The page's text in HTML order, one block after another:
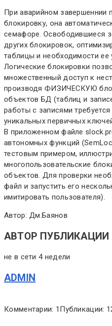
При аварийном завершеннии
блокировку, она
семафоре. Освободившиеся
других блокировок,
таблицы и необходимости ее
Логические блокировки
множественный доступ к
производя ФИЗИЧЕСКУЮ
объектов БД (таблиц и
работы с записями
уникальных первичных
В приложенном файле
автономных функций
тестовым примером,
многопользовательские
объектов. Для проверки
файл и запустить его
имитировать пользователя).
Автор: Дм.Баянов
АВТОР ПУБЛИКАЦИИ
не в сети 4 недели
ADMIN
Комментарии: 1 Публикации: